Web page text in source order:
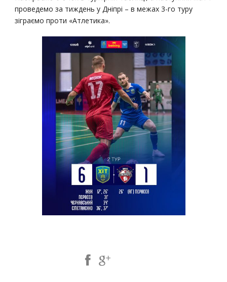
проведемо за тиждень у Дніпрі – в межах 3-го туру
зіграємо проти «Атлетика».